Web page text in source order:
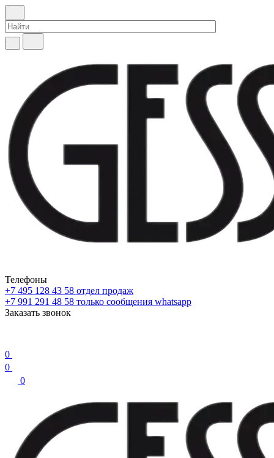
Телефоны
+7 495 128 43 58 отдел продаж
+7 991 291 48 58 только сообщения whatsapp
Заказать звонок
0
0
0